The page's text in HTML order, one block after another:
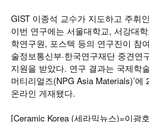
GIST 이종석 교수가 지도하고 주휘
이번 연구에는 서울대학교, 서강대
학연구원, 포스텍 등의 연구진이 참
술정보통신부·한국연구재단 중견연
지원을 받았다. 연구 결과는 국제학
머티리얼즈(NPG Asia Materials)’에
온라인 게재됐다.
[Ceramic Korea (세라믹뉴스)=이광